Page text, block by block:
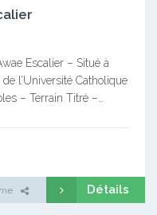
Escalier – Situé à
l’Université Catholique
– Terrain Titré –…
Détails